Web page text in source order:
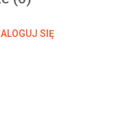
SIĘ